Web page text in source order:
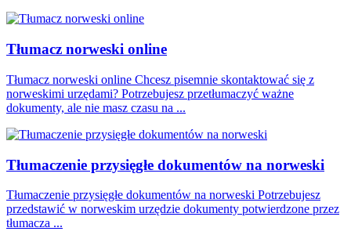
Tłumacz norweski online
Tłumacz norweski online Chcesz pisemnie skontaktować się z
norweskimi urzędami? Potrzebujesz przetłumaczyć ważne
dokumenty, ale nie masz czasu na ...
Tłumaczenie przysięgłe dokumentów na norweski
Tłumaczenie przysięgłe dokumentów na norweski Potrzebujesz
przedstawić w norweskim urzędzie dokumenty potwierdzone przez
tłumacza ...